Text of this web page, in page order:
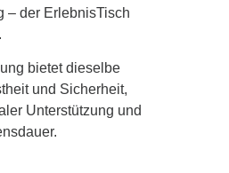
– der ErlebnisTisch
bietet dieselbe
und Sicherheit,
Unterstützung und